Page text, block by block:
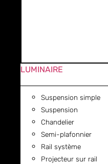
LUMINAIRE
Suspension simple
Suspension
Chandelier
Semi-plafonnier
Rail système
Projecteur sur rail